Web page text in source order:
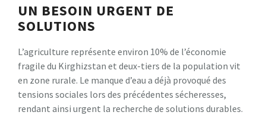
UN BESOIN URGENT DE
SOLUTIONS
L’agriculture représente environ 10% de l’économie
fragile du Kirghizstan et deux-tiers de la population vit
en zone rurale. Le manque d’eau a déjà provoqué des
tensions sociales lors des précédentes sécheresses,
rendant ainsi urgent la recherche de solutions durables.